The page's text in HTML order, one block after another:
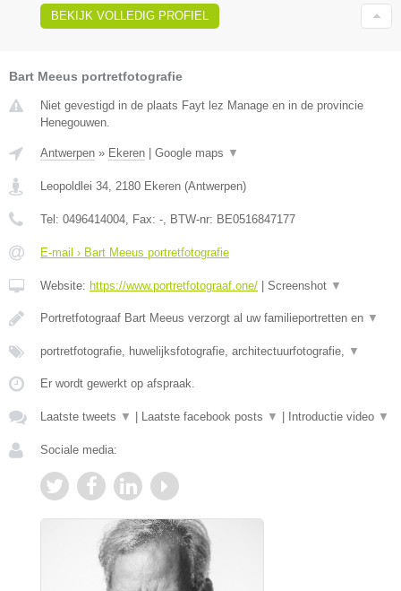
BEKIJK VOLLEDIG PROFIEL
Bart Meeus portretfotografie
Niet gevestigd in de plaats Fayt lez Manage en in de provincie
Henegouwen.
Antwerpen » Ekeren Google maps ▼
Leopoldlei 34, 2180 Ekeren (Antwerpen)
Tel: 0496414004, Fax: -, BTW-nr: BE0516847177
E-mail › Bart Meeus portretfotografie
Website: https://www.portretfotograaf.one/ Screenshot ▼
Portretfotograaf Bart Meeus verzorgt al uw familieportretten en ▼
portretfotografie, huwelijksfotografie, architectuurfotografie, ▼
Er wordt gewerkt op afspraak.
Laatste tweets ▼ Laatste facebook posts ▼ Introductie video ▼
Sociale media: